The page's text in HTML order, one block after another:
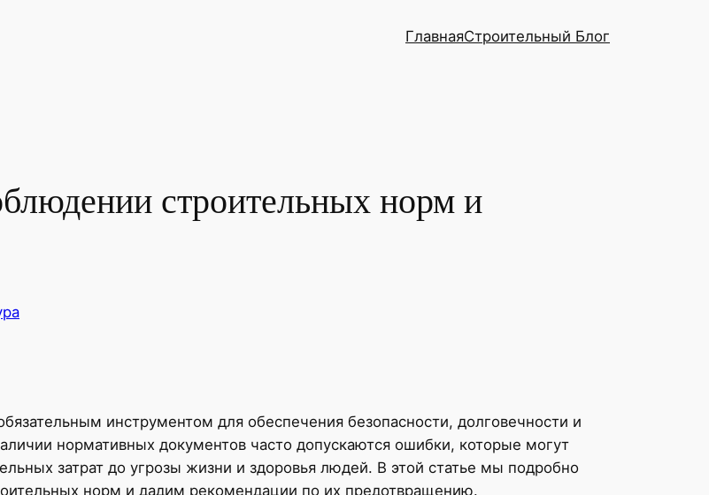
ГлавнаяСтроительный Блог
строительных норм и
инструментом для обеспечения безопасности, долговечности и
нормативных документов часто допускаются ошибки, которые могут
затрат до угрозы жизни и здоровья людей. В этой статье мы подробно
норм и дадим рекомендации по их предотвращению.